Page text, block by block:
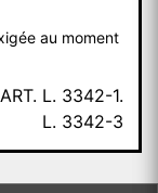
au moment
L. 3342-1.
L. 3342-3